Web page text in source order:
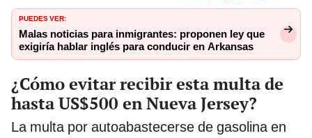
PUEDES VER:
Malas noticias para inmigrantes: proponen ley que
exigiría hablar inglés para conducir en Arkansas
¿Cómo evitar recibir esta multa de
hasta US$500 en Nueva Jersey?
La multa por autoabastecerse de gasolina en